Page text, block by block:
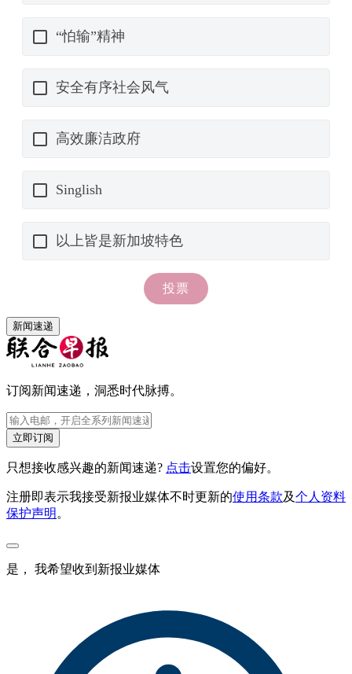
新闻速递
订阅新闻速递，洞悉时代脉搏。
立即订阅
只想接收感兴趣的新闻速递? 点击设置您的偏好。
注册即表示我接受新报业媒体不时更新的使用条款及个人资料
保护声明 。
是， 我希望收到新报业媒体